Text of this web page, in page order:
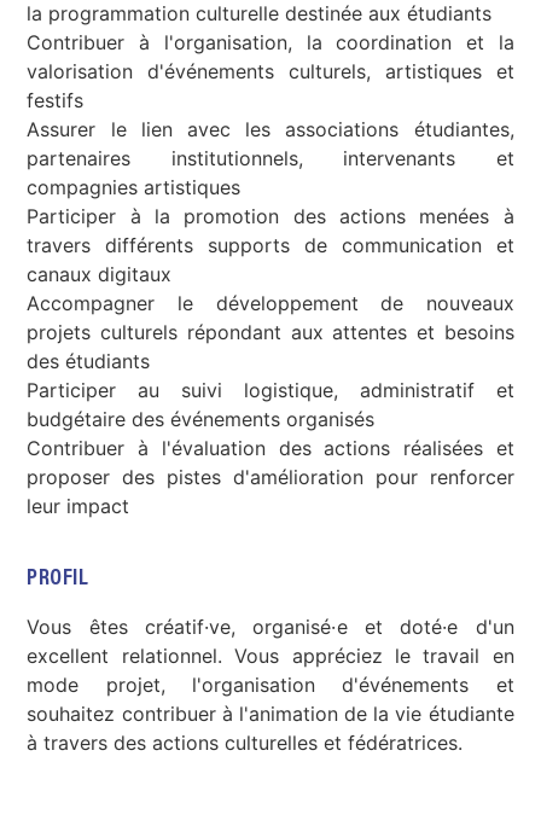
la programmation culturelle destinée aux étudiants
Contribuer à l'organisation, la coordination et la
valorisation d'événements culturels, artistiques et
festifs
Assurer le lien avec les associations étudiantes,
partenaires institutionnels, intervenants et
compagnies artistiques
Participer à la promotion des actions menées à
travers différents supports de communication et
canaux digitaux
Accompagner le développement de nouveaux
projets culturels répondant aux attentes et besoins
des étudiants
Participer au suivi logistique, administratif et
budgétaire des événements organisés
Contribuer à l'évaluation des actions réalisées et
proposer des pistes d'amélioration pour renforcer
leur impact
PROFIL
Vous êtes créatif·ve, organisé·e et doté·e d'un
excellent relationnel. Vous appréciez le travail en
mode projet, l'organisation d'événements et
souhaitez contribuer à l'animation de la vie étudiante
à travers des actions culturelles et fédératrices.